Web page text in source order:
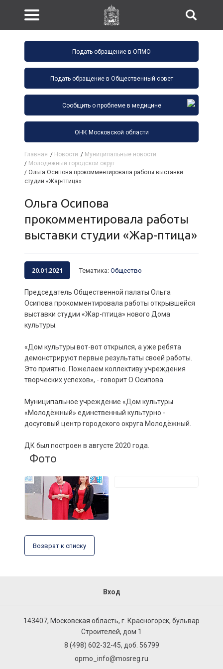
Подать обращение в ОПМО
Подать обращение в Общественный совет
Сообщить о проблеме в медицине
ОНК Московской области
Главная / Новости / Муниципальные новости
/ Молодежный городской округ
/ Ольга Осипова прокомментировала работы выставки
студии «Жар-птица»
Ольга Осипова
прокомментировала работы
выставки студии «Жар-птица»
20.01.2021 Тематика: Общество
Председатель Общественной палаты Ольга
Осипова прокомментировала работы открывшейся
выставки студии «Жар-птица» нового Дома
культуры.
«Дом культуры вот-вот открылся, а уже ребята
демонстрируют первые результаты своей работы.
Это приятно. Пожелаем коллективу учреждения
творческих успехов», - говорит О.Осипова.
Муниципальное учреждение «Дом культуры
«Молодёжный» единственный культурно -
досуговый центр городского округа Молодёжный.
ДК был построен в августе 2020 года.
Фото
Возврат к списку
Вход
143407, Московская область, г. Красногорск, бульвар
Строителей, дом 1
8 (498) 602-32-45, доб. 56799
opmo_info@mosreg.ru